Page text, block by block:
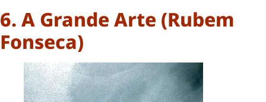
6. A Grande Arte (Rubem
Fonseca)